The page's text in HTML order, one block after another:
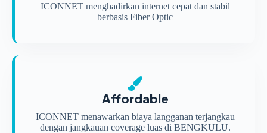
ICONNET menghadirkan internet cepat dan stabil
berbasis Fiber Optic
Affordable
ICONNET menawarkan biaya langganan terjangkau
dengan jangkauan coverage luas di BENGKULU.